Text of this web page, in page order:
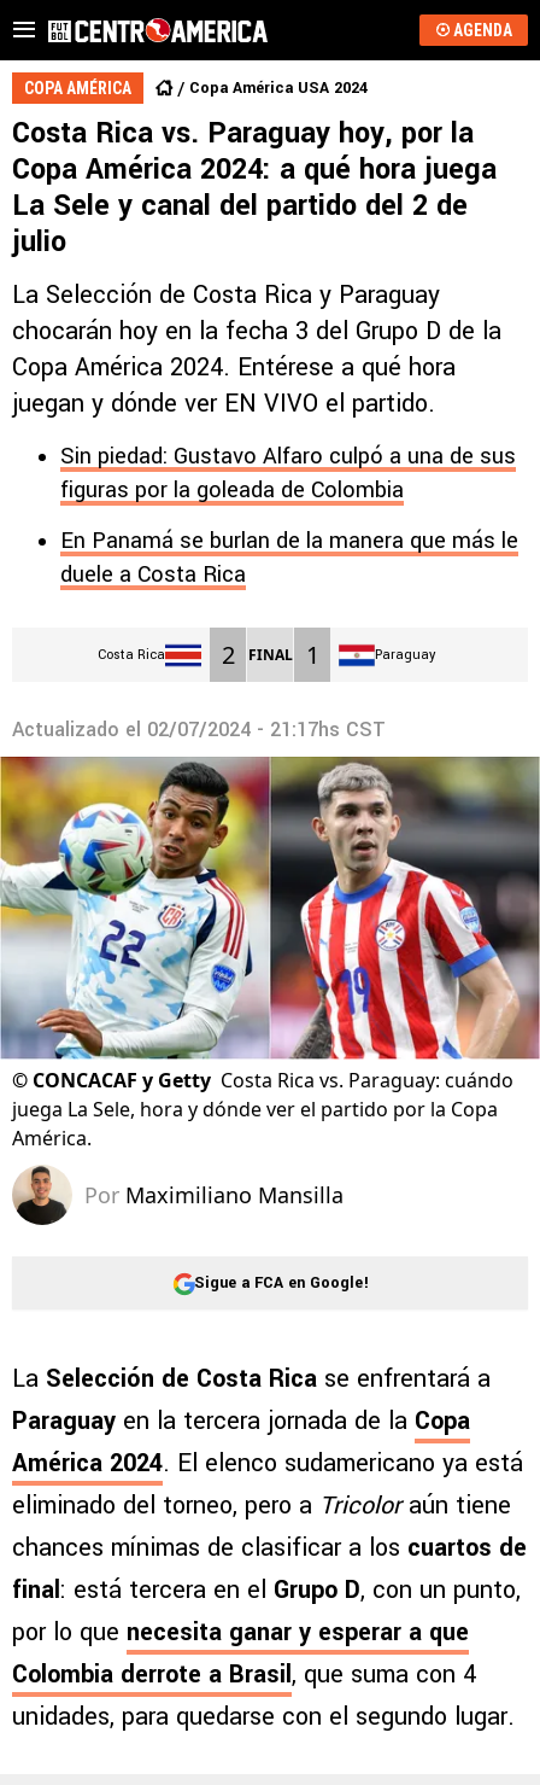
AGENDA
COPA AMÉRICA Copa América USA 2024
Costa Rica vs. Paraguay hoy, por la
Copa América 2024: a qué hora juega
La Sele y canal del partido del 2 de
julio
La Selección de Costa Rica y Paraguay
chocarán hoy en la fecha 3 del Grupo D de la
Copa América 2024. Entérese a qué hora
juegan y dónde ver EN VIVO el partido.
Sin piedad: Gustavo Alfaro culpó a una de sus
figuras por la goleada de Colombia
En Panamá se burlan de la manera que más le
duele a Costa Rica
Costa Rica 2 FINAL 1 Paraguay
Actualizado el 02/07/2024 - 21:17hs CST
© CONCACAF y Getty Costa Rica vs. Paraguay: cuándo
juega La Sele, hora y dónde ver el partido por la Copa
América.
Por Maximiliano Mansilla
Sigue a FCA en Google!
La Selección de Costa Rica se enfrentará a
Paraguay en la tercera jornada de la Copa
América 2024. El elenco sudamericano ya está
eliminado del torneo, pero a Tricoloraún tiene
chances mínimas de clasificar a los cuartos de
final: está tercera en el Grupo D, con un punto,
por lo que necesita ganar y esperar a que
Colombia derrote a Brasil, que suma con 4
unidades, para quedarse con el segundo lugar.